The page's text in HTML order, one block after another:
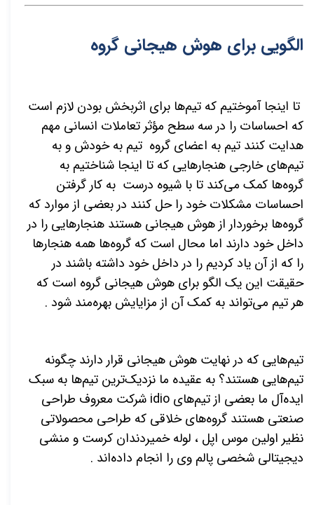
الگویی برای هوش هیجانی گروه
تا اینجا آموختیم که تیم‌ها برای اثربخش بودن لازم است
که احساسات را در سه سطح مؤثر تعاملات انسانی مهم
هدایت کنند تیم به اعضای گروه تیم به خودش و به
تیم‌های خارجی هنجارهایی که تا اینجا شناختیم به
گروه‌ها کمک می‌کند تا با شیوه درست به کار گرفتن
احساسات مشکلات خود را حل کنند در بعضی از موارد که
گروه‌ها برخوردار از هوش هیجانی هستند هنجارهایی را در
داخل خود دارند اما محال است که گروه‌ها همه هنجارها
را که از آن یاد کردیم را در داخل خود داشته باشند در
حقیقت این یک الگو برای هوش هیجانی گروه است که
هر تیم می‌تواند به کمک آن از مزایایش بهره‌مند شود .
تیم‌هایی که در نهایت هوش هیجانی قرار دارند چگونه
تیم‌هایی هستند؟ به عقیده ما نزدیک‌ترین تیم‌ها به سبک
ایده‌آل ما بعضی از تیم‌های idio شرکت معروف طراحی
صنعتی هستند گروه‌های خلاقی که طراحی محصولاتی
نظیر اولین موس اپل ، لوله خمیردندان کرست و منشی
دیجیتالی شخصی پالم وی را انجام داده‌اند .